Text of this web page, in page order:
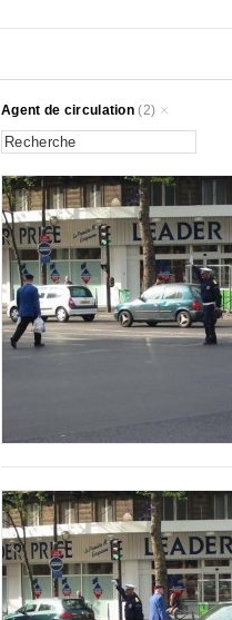
Agent de circulation (2)